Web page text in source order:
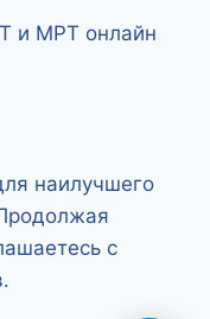
и МРТ онлайн
наилучшего
с